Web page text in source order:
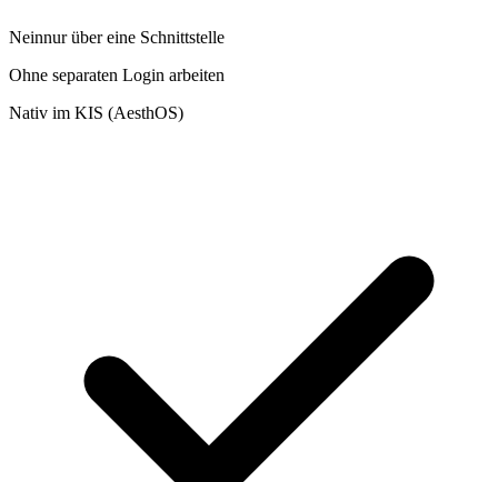
Neinnur über eine Schnittstelle
Ohne separaten Login arbeiten
Nativ im KIS (AesthOS)